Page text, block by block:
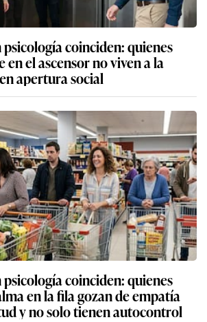
coinciden: quienes
en el ascensor no viven a la
apertura social
coinciden: quienes
en la fila gozan de empatía
y no solo tienen autocontrol